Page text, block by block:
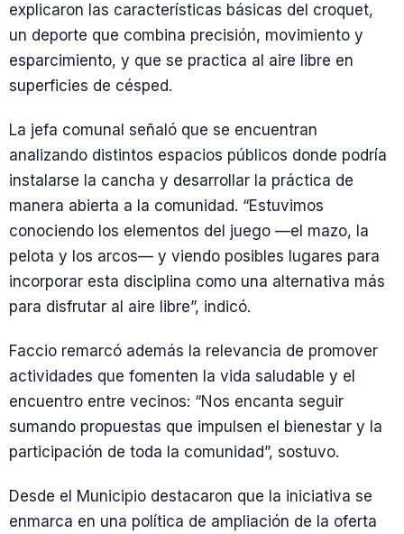
explicaron las características básicas del croquet,
un deporte que combina precisión, movimiento y
esparcimiento, y que se practica al aire libre en
superficies de césped.
La jefa comunal señaló que se encuentran
analizando distintos espacios públicos donde podría
instalarse la cancha y desarrollar la práctica de
manera abierta a la comunidad. “Estuvimos
conociendo los elementos del juego —el mazo, la
pelota y los arcos— y viendo posibles lugares para
incorporar esta disciplina como una alternativa más
para disfrutar al aire libre”, indicó.
Faccio remarcó además la relevancia de promover
actividades que fomenten la vida saludable y el
encuentro entre vecinos: “Nos encanta seguir
sumando propuestas que impulsen el bienestar y la
participación de toda la comunidad”, sostuvo.
Desde el Municipio destacaron que la iniciativa se
enmarca en una política de ampliación de la oferta